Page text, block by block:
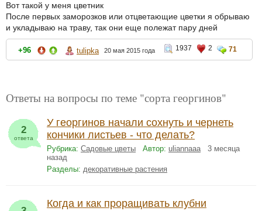
Вот такой у меня цветник
После первых заморозков или отцветающие цветки я обрываю
и укладываю на траву, так они еще полежат пару дней
+96 tulipka 20 мая 2015 года 1937 2 71
Ответы на вопросы по теме "сорта георгинов"
2
ответа
У георгинов начали сохнуть и чернеть
кончики листьев - что делать?
Рубрика: Садовые цветы Автор: uliannaaa3 месяца
назад
Разделы: декоративные растения
Когда и как проращивать клубни